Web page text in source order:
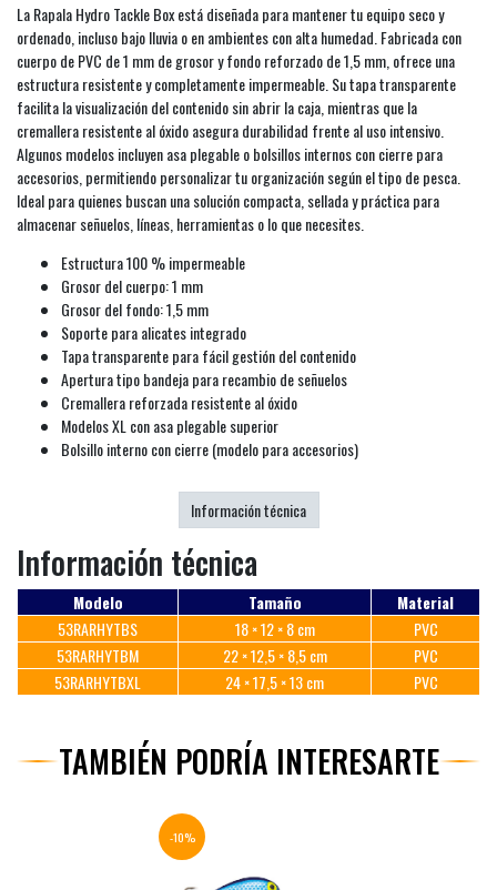
La Rapala Hydro Tackle Box está diseñada para mantener tu equipo seco y
ordenado, incluso bajo lluvia o en ambientes con alta humedad. Fabricada con
cuerpo de PVC de 1 mm de grosor y fondo reforzado de 1,5 mm, ofrece una
estructura resistente y completamente impermeable. Su tapa transparente
facilita la visualización del contenido sin abrir la caja, mientras que la
cremallera resistente al óxido asegura durabilidad frente al uso intensivo.
Algunos modelos incluyen asa plegable o bolsillos internos con cierre para
accesorios, permitiendo personalizar tu organización según el tipo de pesca.
Ideal para quienes buscan una solución compacta, sellada y práctica para
almacenar señuelos, líneas, herramientas o lo que necesites.
Estructura 100 % impermeable
Grosor del cuerpo: 1 mm
Grosor del fondo: 1,5 mm
Soporte para alicates integrado
Tapa transparente para fácil gestión del contenido
Apertura tipo bandeja para recambio de señuelos
Cremallera reforzada resistente al óxido
Modelos XL con asa plegable superior
Bolsillo interno con cierre (modelo para accesorios)
Información técnica
Modelo Tamaño
Material
53RARHYTBS
18 × 12 × 8 cm
PVC
53RARHYTBM
22 × 12,5 × 8,5 cm
PVC
53RARHYTBXL
24 × 17,5 × 13 cm PVC
Información técnica
TAMBIÉN PODRÍA INTERESARTE
-10%